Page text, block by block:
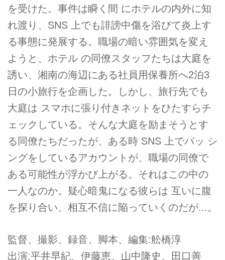
を受けた。事件は瞬く間 にホテルの内外に知
れ渡り、SNS 上でも誹謗中傷を浴びて炎上す
る事態に発展する。職場の暗い雰囲気を変え
ようと、ホテル の同僚スタッフたちは大庭を
誘い、湘南の海辺にある社員用保養所へ2泊3
日の小旅行を企画した。しかし、旅行先でも
大庭は スマホに張り付きネットをひたすらチ
ェックしている。そんな大庭を励まそうとす
る同僚たちだったが、ある時 SNS 上でバッ シ
ングをしているアカウントが、職場の同僚で
ある可能性が浮かび上がる。それはこの中の
一人なのか。疑心暗鬼になる彼らは 互いに腹
を探り合い、相互不信に陥っていくのだが...。
監督、撮影、録音、脚本、編集:舩橋淳
出演:平井早紀、伊藤恵、山中隆史、田口善